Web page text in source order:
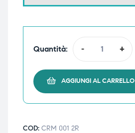
Quantità: - +
AGGIUNGI AL CARRELLO
COD: CRM 001 2R